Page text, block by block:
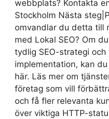
webbplats? Kontakta
Stockholm Nästa
omvandlar du detta till
med Lokal SEO? Om
tydlig SEO-strategi och
implementation, kan
här. Läs mer om
företag som vill
och få fler relevanta
över viktiga HTTP-